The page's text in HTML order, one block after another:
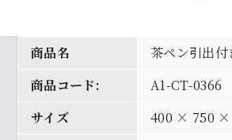
商品名
茶ペン引出
商品コード:
A1-CT-0366
サイズ
400 × 750 ×